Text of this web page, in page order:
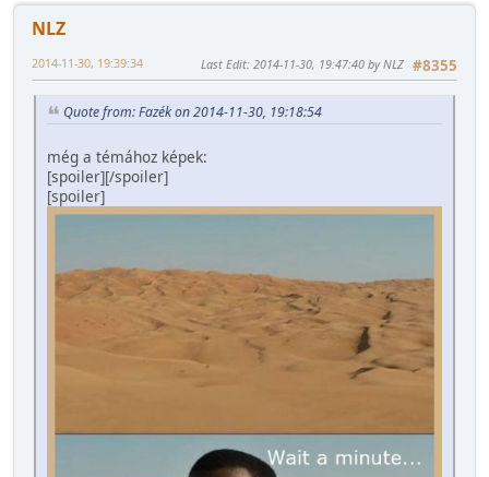
NLZ
#8355
2014-11-30, 19:39:34 Last Edit: 2014-11-30, 19:47:40 by NLZ
Quote from: Fazék on 2014-11-30, 19:18:54
még a témához képek:
[spoiler][/spoiler]
[spoiler]